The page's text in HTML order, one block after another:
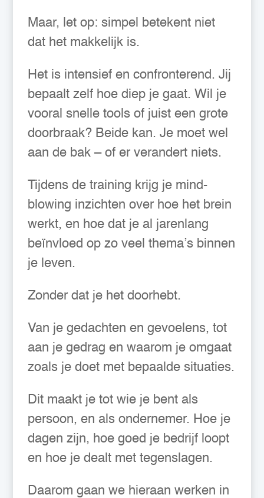
Maar, let op: simpel betekent niet
dat het makkelijk is.
Het is intensief en confronterend. Jij
bepaalt zelf hoe diep je gaat. Wil je
vooral snelle tools of juist een grote
doorbraak? Beide kan. Je moet wel
aan de bak – of er verandert niets.
Tijdens de training krijg je mind-
blowing inzichten over hoe het brein
werkt, en hoe dat je al jarenlang
beïnvloed op zo veel thema’s binnen
je leven.
Zonder dat je het doorhebt.
Van je gedachten en gevoelens, tot
aan je gedrag en waarom je omgaat
zoals je doet met bepaalde situaties.
Dit maakt je tot wie je bent als
persoon, en als ondernemer. Hoe je
dagen zijn, hoe goed je bedrijf loopt
en hoe je dealt met tegenslagen.
Daarom gaan we hieraan werken in